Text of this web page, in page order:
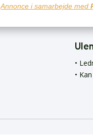
Annonce i samarbejde med
•
•